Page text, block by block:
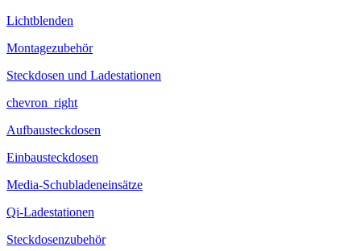
Lichtblenden
Montagezubehör
Steckdosen und Ladestationen
chevron_right
Aufbausteckdosen
Einbausteckdosen
Media-Schubladeneinsätze
Qi-Ladestationen
Steckdosenzubehör